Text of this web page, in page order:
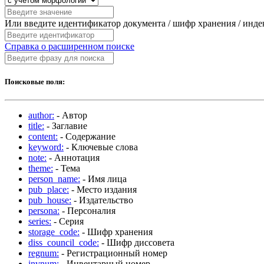
Или введите идентификатор документа / шифр хранения /
Справка о расширенном поиске
Поисковые поля:
author: - Автор
title: - Заглавие
content: - Содержание
keyword: - Ключевые слова
note: - Аннотация
theme: - Тема
person_name: - Имя лица
pub_place: - Место издания
pub_house: - Издательство
persona: - Персоналия
series: - Серия
storage_code: - Шифр хранения
diss_council_code: - Шифр диссовета
regnum: - Регистрационный номер